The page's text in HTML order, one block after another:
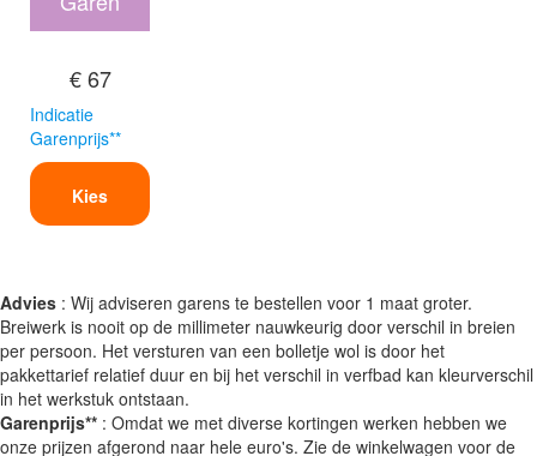
€ 67
Indicatie
Garenprijs**
Kies
Advies : Wij adviseren garens te bestellen voor 1 maat groter.
Breiwerk is nooit op de millimeter nauwkeurig door verschil in breien
per persoon. Het versturen van een bolletje wol is door het
pakkettarief relatief duur en bij het verschil in verfbad kan kleurverschil
in het werkstuk ontstaan.
Garenprijs** : Omdat we met diverse kortingen werken hebben we
onze prijzen afgerond naar hele euro's. Zie de winkelwagen voor de